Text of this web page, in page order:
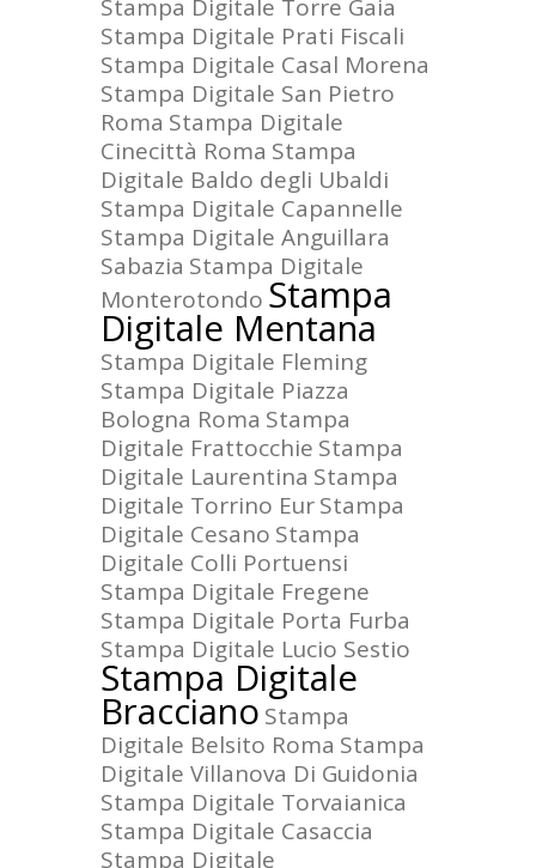
Stampa Digitale Torre Gaia
Stampa Digitale Prati Fiscali
Stampa Digitale Casal Morena
Stampa Digitale San Pietro
Roma Stampa Digitale
Cinecittà Roma Stampa
Digitale Baldo degli Ubaldi
Stampa Digitale Capannelle
Stampa Digitale Anguillara
Sabazia Stampa Digitale
Monterotondo Stampa
Digitale Mentana
Stampa Digitale Fleming
Stampa Digitale Piazza
Bologna Roma Stampa
Digitale Frattocchie Stampa
Digitale Laurentina Stampa
Digitale Torrino EurStampa
Digitale Cesano Stampa
Digitale Colli Portuensi
Stampa Digitale Fregene
Stampa Digitale Porta Furba
Stampa Digitale Lucio Sestio
Stampa Digitale
Bracciano Stampa
Digitale Belsito Roma Stampa
Digitale Villanova Di Guidonia
Stampa Digitale Torvaianica
Stampa Digitale Casaccia
Stampa Digitale